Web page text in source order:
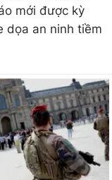
mới được kỳ
dọa an ninh tiềm